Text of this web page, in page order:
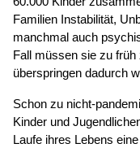
Familien Instabilität,
manchmal auch
Fall müssen sie zu
überspringen dadurch
Schon zu nicht-
Kinder und
Laufe ihres Lebens